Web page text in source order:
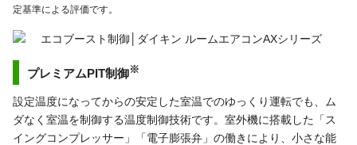
定基準による評価です。
プレミアムPIT制御※
設定温度になってからの安定した室温でのゆっくり運転でも、ム
ダなく室温を制御する温度制御技術です。室外機に搭載した「ス
イングコンプレッサー」「電子膨張弁」の働きにより、小さな能